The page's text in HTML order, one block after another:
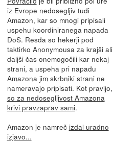
iz Evrope nedosegljiv tudi
Amazon, kar so mnogi pripisali
uspehu koordiniranega napada
DoS. Resda so hekerji pod
taktirko Anonymousa za krajši ali
daljši čas onemogočili kar nekaj
strani, a uspeha pri napadu
Amazona jim skrbniki strani ne
nameravajo pripisati. Kot pravijo,
so za nedosegljivost Amazona
krivi pravzaprav sami.
Amazon je namreč izdal uradno
izjavo...